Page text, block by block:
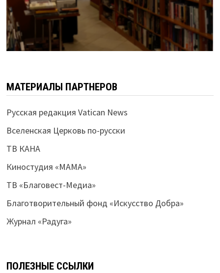
МАТЕРИАЛЫ ПАРТНЕРОВ
Русская редакция Vatican News
Вселенская Церковь по-русски
ТВ КАНА
Киностудия «МАМА»
ТВ «Благовест-Медиа»
Благотворительный фонд «Искусство Добра»
Журнал «Радуга»
ПОЛЕЗНЫЕ ССЫЛКИ